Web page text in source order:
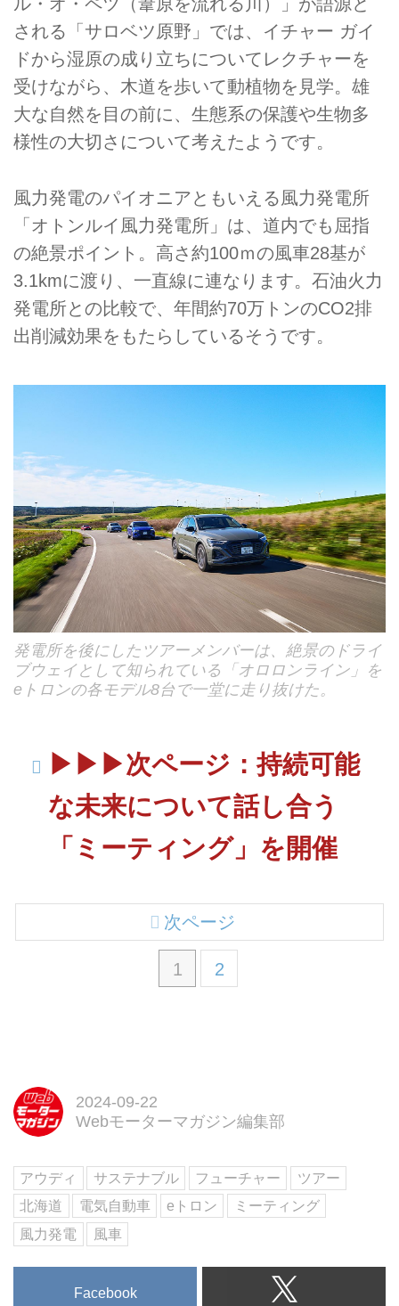
される「サロベツ原野」では、イチャー ガイ
ドから湿原の成り立ちについてレクチャーを
受けながら、木道を歩いて動植物を見学。雄
大な自然を目の前に、生態系の保護や生物多
様性の大切さについて考えたようです。
風力発電のパイオニアともいえる風力発電所
「オトンルイ風力発電所」は、道内でも屈指
の絶景ポイント。高さ約100ｍの風車28基が
3.1kmに渡り、一直線に連なります。石油火力
発電所との比較で、年間約70万トンのCO2排
出削減効果をもたらしているそうです。
発電所を後にしたツアーメンバーは、絶景のドライ
ブウェイとして知られている「オロロンライン」を
eトロンの各モデル8台で一堂に走り抜けた。
▶▶▶次ページ：持続可能
な未来について話し合う
「ミーティング」を開催
1 2
次ページ
2024-09-22
Webモーターマガジン編集部
アウディ サステナブル フューチャー
ツアー
北海道
電気自動車 eトロン
ミーティング
風力発電
風車
Facebook